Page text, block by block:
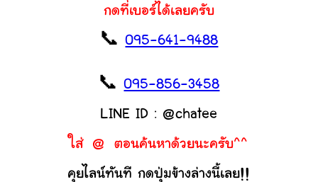
กดที่เบอร์ได้เลยครับ
📞095-641-9488
📞095-856-3458
LINE ID : @chatee
ใส่ @ ตอนค้นหาด้วยนะครับ^^
คุยไลน์ทันที กดปุ่มข้างล่างนี้เลย!!